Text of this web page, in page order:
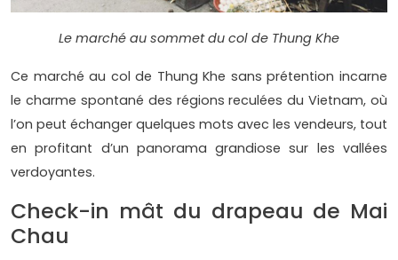
Le marché au sommet du col de Thung Khe
Ce marché au col de Thung Khe sans prétention incarne
le charme spontané des régions reculées du Vietnam, où
l’on peut échanger quelques mots avec les vendeurs, tout
en profitant d’un panorama grandiose sur les vallées
verdoyantes.
Check-in mât du drapeau de Mai
Chau